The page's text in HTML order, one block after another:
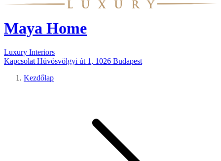
Maya Home
Luxury Interiors
Kapcsolat Hüvösvölgyi út 1, 1026 Budapest
Kezdőlap